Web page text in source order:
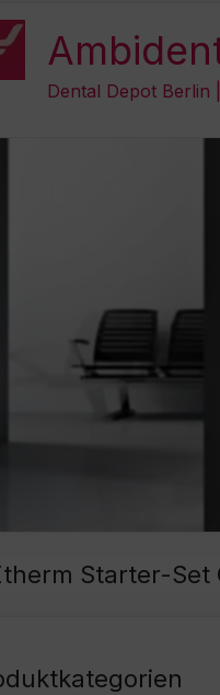
Dental Depot Berlin
Starter-Set